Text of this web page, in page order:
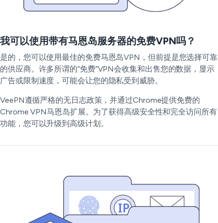
我可以使用带有马恩岛服务器的免费VPN吗？
是的，您可以使用最佳的免费马恩岛VPN，但前提是您选择可靠
的供应商。许多所谓的“免费”VPN会收集和出售您的数据，显示
广告或限制速度，可能会让您的隐私受到威胁。
VeePN遵循严格的无日志政策，并通过Chrome提供免费的
Chrome VPN马恩岛扩展。为了获得高级安全性和完全访问所有
功能，您可以升级到高级计划。